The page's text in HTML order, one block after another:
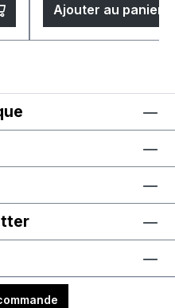
Ajouter au panier